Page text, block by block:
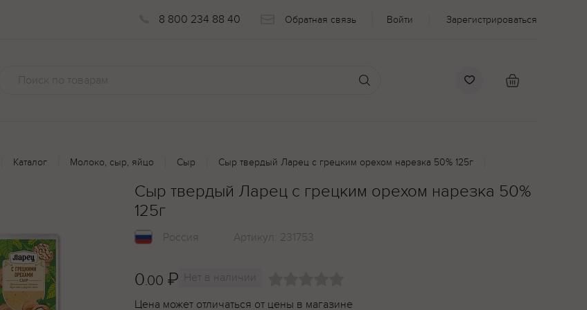
8 800 234 88 40 Обратная связь Войти Зарегистрироваться
Каталог Молоко, сыр, яйцо Сыр Cыр твердый Ларец с грецким орехом нарезка 50% 125г
Cыр твердый Ларец с грецким орехом нарезка 50%
125г
Россия Артикул: 231753
0.00 ₽ Нет в наличии
Цена может отличаться от цены в магазине